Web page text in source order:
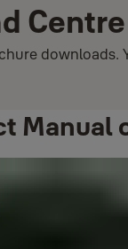
Centre
downloads.
Manual